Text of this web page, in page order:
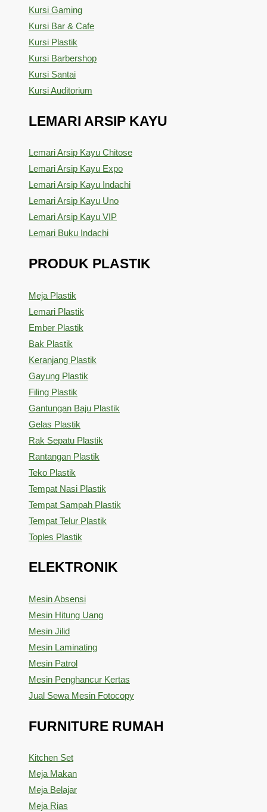
Kursi Gaming
Kursi Bar & Cafe
Kursi Plastik
Kursi Barbershop
Kursi Santai
Kursi Auditorium
LEMARI ARSIP KAYU
Lemari Arsip Kayu Chitose
Lemari Arsip Kayu Expo
Lemari Arsip Kayu Indachi
Lemari Arsip Kayu Uno
Lemari Arsip Kayu VIP
Lemari Buku Indachi
PRODUK PLASTIK
Meja Plastik
Lemari Plastik
Ember Plastik
Bak Plastik
Keranjang Plastik
Gayung Plastik
Filing Plastik
Gantungan Baju Plastik
Gelas Plastik
Rak Sepatu Plastik
Rantangan Plastik
Teko Plastik
Tempat Nasi Plastik
Tempat Sampah Plastik
Tempat Telur Plastik
Toples Plastik
ELEKTRONIK
Mesin Absensi
Mesin Hitung Uang
Mesin Jilid
Mesin Laminating
Mesin Patrol
Mesin Penghancur Kertas
Jual Sewa Mesin Fotocopy
FURNITURE RUMAH
Kitchen Set
Meja Makan
Meja Belajar
Meja Rias